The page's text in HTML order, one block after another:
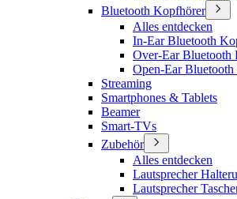
Bluetooth Kopfhörer
Alles entdecken
In-Ear Bluetooth
Over-Ear Bluetooth
Open-Ear
Streaming
Smartphones & Tablets
Beamer
Smart-TVs
Zubehör
Alles entdecken
Lautsprecher
Lautsprecher